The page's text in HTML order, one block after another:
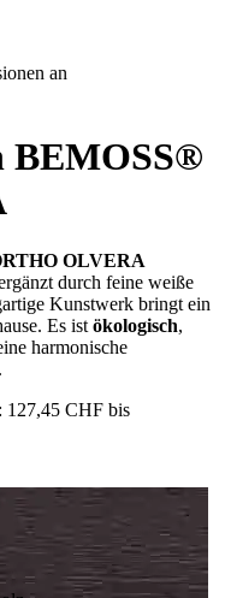
an
BEMOSS®
OLVERA
durch feine weiße
Kunstwerk bringt ein
Es ist ökologisch,
harmonische
127,45 CHF bis